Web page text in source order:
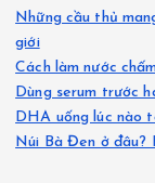
Những cầu thủ
giới
Cách làm nước
Dùng serum trước
DHA uống lúc nào
Núi Bà Đen ở đâu?